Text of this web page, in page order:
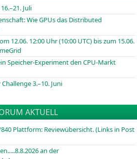
Juli
Wie GPUs das Distributed
12.06. 12:00 Uhr (10:00 UTC) bis zum 15.06.
Speicher-Experiment den CPU-Markt
3.–10. Juni
AKTUELL
Plattform: Reviewübersicht. (Links in Post
an der